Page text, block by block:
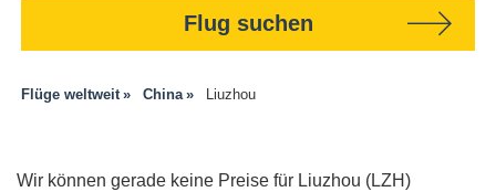
Flug suchen
Flüge weltweit China Liuzhou
Wir können gerade keine Preise für Liuzhou (LZH)